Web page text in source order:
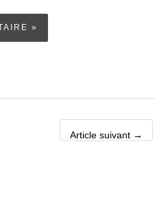
Article suivant →